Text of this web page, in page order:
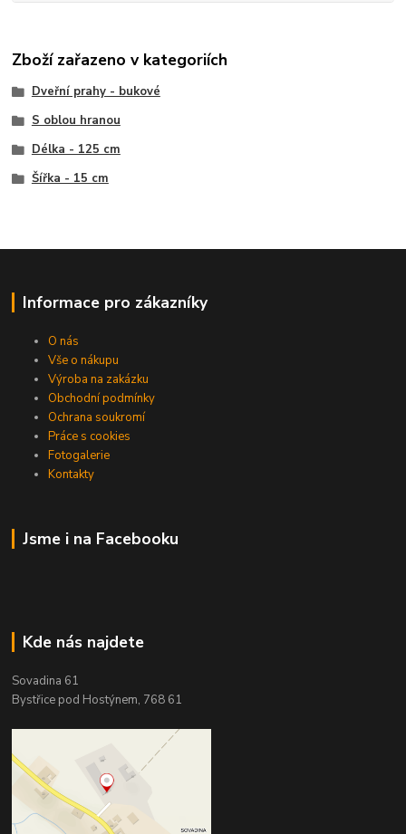
Zboží zařazeno v kategoriích
Dveřní prahy - bukové
S oblou hranou
Délka - 125 cm
Šířka - 15 cm
Informace pro zákazníky
O nás
Vše o nákupu
Výroba na zakázku
Obchodní podmínky
Ochrana soukromí
Práce s cookies
Fotogalerie
Kontakty
Jsme i na Facebooku
Kde nás najdete
Sovadina 61
Bystřice pod Hostýnem, 768 61